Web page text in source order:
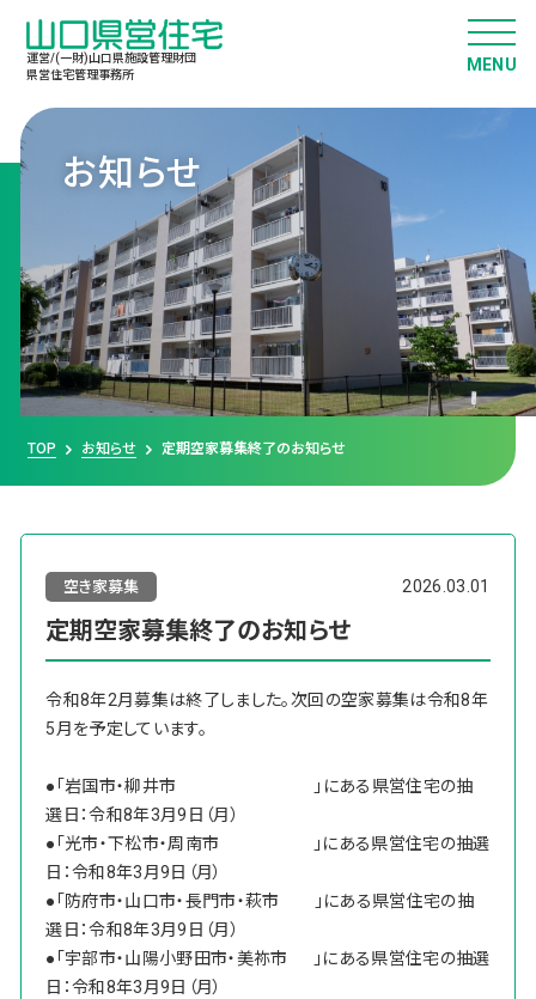
運営/(一財)山口県施設管理財団
県営住宅管理事務所
お知らせ
TOP お知らせ 定期空家募集終了のお知らせ
空き家募集 2026.03.01
定期空家募集終了のお知らせ
令和8年2月募集は終了しました。次回の空家募集は令和8年
5月を予定しています。
●「岩国市・柳井市 」にある県営住宅の抽
選日：令和8年3月9日（月）
●「光市・下松市・周南市 」にある県営住宅の抽選
日：令和8年3月9日（月）
●「防府市・山口市・長門市・萩市 」にある県営住宅の抽
選日：令和8年3月9日（月）
●「宇部市・山陽小野田市・美祢市 」にある県営住宅の抽選
日：令和8年3月9日（月）